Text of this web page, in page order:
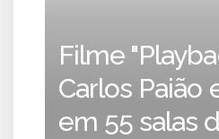
Filme
Carlos Paião
em 55 salas